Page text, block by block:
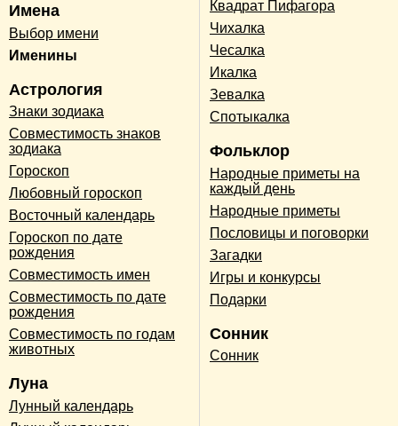
Имена
Выбор имени
Именины
Астрология
Знаки зодиака
Совместимость знаков
зодиака
Гороскоп
Любовный гороскоп
Восточный календарь
Гороскоп по дате
рождения
Совместимость имен
Совместимость по дате
рождения
Совместимость по годам
животных
Луна
Лунный календарь
Квадрат Пифагора
Чихалка
Чесалка
Икалка
Зевалка
Спотыкалка
Фольклор
Народные приметы на
каждый день
Народные приметы
Пословицы и поговорки
Загадки
Игры и конкурсы
Подарки
Сонник
Сонник